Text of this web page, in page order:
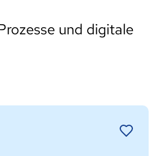
und digitale